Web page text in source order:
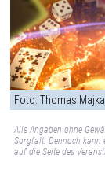
Foto: Thomas Majka
Alle Angaben ohne
Sorgfalt. Dennoch kann
auf die Seite des